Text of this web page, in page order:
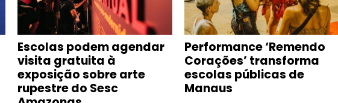
Escolas podem agendar
visita gratuita à
exposição sobre arte
rupestre do Sesc
Performance ‘Remendo
Corações’ transforma
escolas públicas de
Manaus